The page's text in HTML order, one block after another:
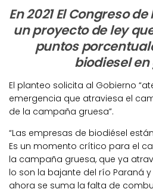
En 2021 El Congreso
un proyecto de ley
puntos
biodiesel en
El planteo solicita al Gobierno
emergencia que atraviesa el
de la campaña gruesa”.
“Las empresas de biodiésel
Es un momento crítico para el
la campaña gruesa, que ya
lo son la bajante del río Paraná
ahora se suma la falta de